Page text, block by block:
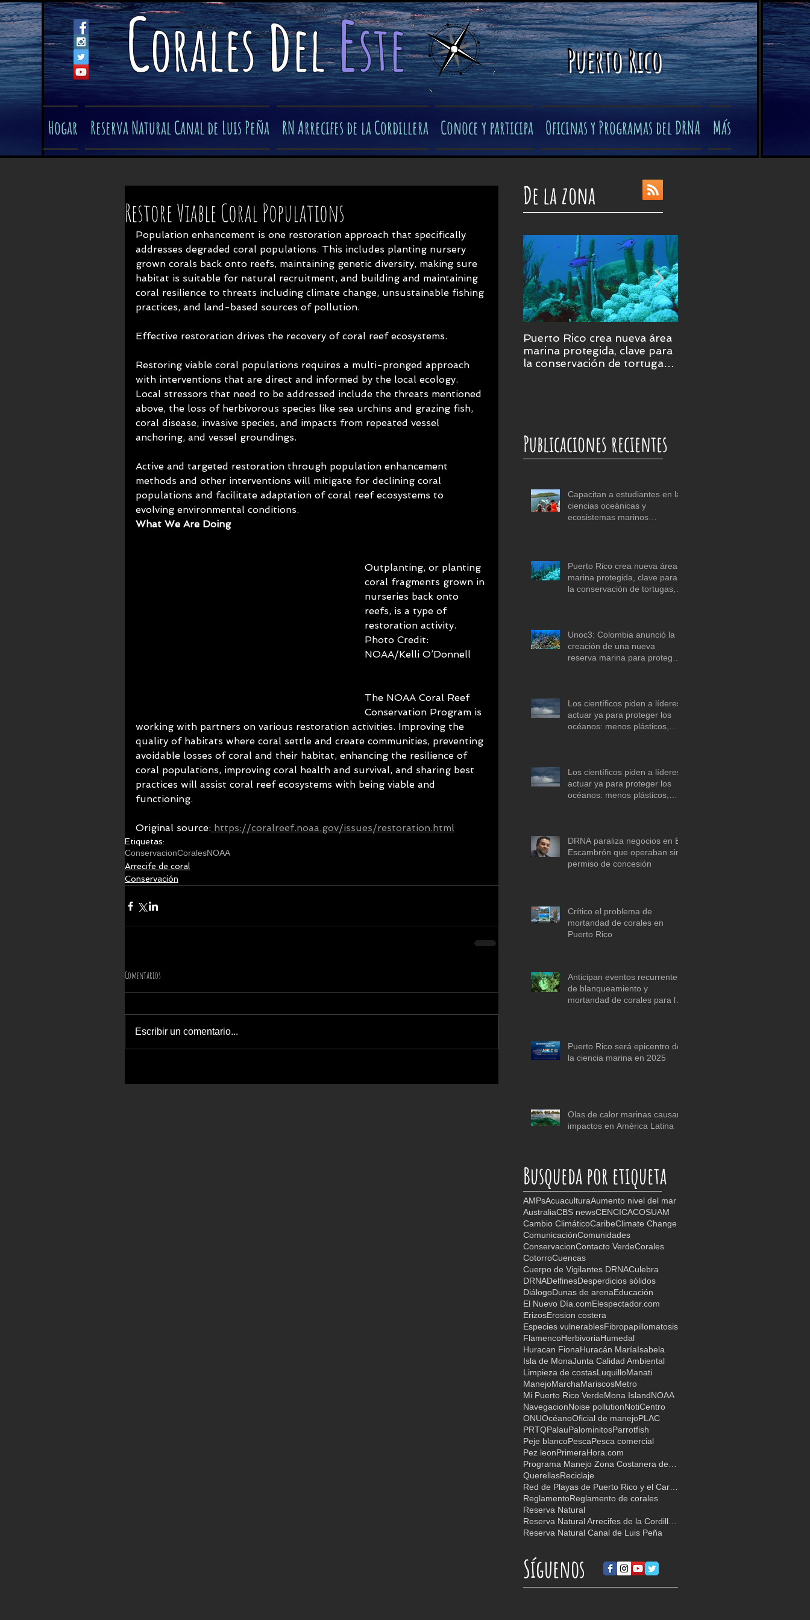
Coralesdeleste​ Puerto Rico
Hogar Reserva Natural Canal de Luis Peña RN Arrecifes de la Cordillera Conoce y participa Oficinas y Programas del DRNA Más
Restore Viable Coral Populations
Population enhancement is one restoration approach that specifically
addresses degraded coral populations. This includes planting nursery
grown corals back onto reefs, maintaining genetic diversity, making sure
habitat is suitable for natural recruitment, and building and maintaining
coral resilience to threats including climate change, unsustainable fishing
practices, and land-based sources of pollution.
Effective restoration drives the recovery of coral reef ecosystems.
Restoring viable coral populations requires a multi-pronged approach
with interventions that are direct and informed by the local ecology.
Local stressors that need to be addressed include the threats mentioned
above, the loss of herbivorous species like sea urchins and grazing fish,
coral disease, invasive species, and impacts from repeated vessel
anchoring, and vessel groundings.
Active and targeted restoration through population enhancement
methods and other interventions will mitigate for declining coral
populations and facilitate adaptation of coral reef ecosystems to
evolving environmental conditions.
What We Are Doing
Outplanting, or planting
coral fragments grown in
nurseries back onto
reefs, is a type of
restoration activity.
Photo Credit:
NOAA/Kelli O’Donnell
The NOAA Coral Reef
Conservation Program is
working with partners on various restoration activities. Improving the
quality of habitats where coral settle and create communities, preventing
avoidable losses of coral and their habitat, enhancing the resilience of
coral populations, improving coral health and survival, and sharing best
practices will assist coral reef ecosystems with being viable and
functioning.
Original source: https://coralreef.noaa.gov/issues/restoration.html
Etiquetas:
ConservacionCoralesNOAA
Arrecife de coral
Conservación
Comentarios
Escribir un comentario...
De la zona
Puerto Rico crea nueva área
marina protegida, clave para
la conservación de tortugas,
Publicaciones recientes
Capacitan a estudiantes en las
ciencias oceánicas y
ecosistemas marinos
Puerto Rico crea nueva área
marina protegida, clave para
la conservación de tortugas,
Unoc3: Colombia anunció la
creación de una nueva
reserva marina para proteger
Los científicos piden a líderes
actuar ya para proteger los
océanos: menos plásticos,
Los científicos piden a líderes
actuar ya para proteger los
océanos: menos plásticos,
DRNA paraliza negocios en El
Escambrón que operaban sin
permiso de concesión
Crítico el problema de
mortandad de corales en
Puerto Rico
Anticipan eventos recurrentes
de blanqueamiento y
mortandad de corales para la
Puerto Rico será epicentro de
la ciencia marina en 2025
Olas de calor marinas causan
impactos en América Latina
Busqueda por etiqueta
AMPsAcuaculturaAumento nivel del mar
AustraliaCBS newsCENCICACOSUAM
Cambio ClimáticoCaribeClimate Change
ComunicaciónComunidades
ConservacionContacto VerdeCorales
CotorroCuencas
Cuerpo de Vigilantes DRNACulebra
DRNADelfinesDesperdicios sólidos
DiálogoDunas de arenaEducación
El Nuevo Día.comElespectador.com
ErizosErosion costera
Especies vulnerablesFibropapillomatosis
FlamencoHerbivoriaHumedal
Huracan FionaHuracán MaríaIsabela
Isla de MonaJunta Calidad Ambiental
Limpieza de costasLuquilloManati
ManejoMarchaMariscosMetro
Mi Puerto Rico VerdeMona IslandNOAA
NavegacionNoise pollutionNotiCentro
ONUOcéanoOficial de manejoPLAC
PRTQPalauPalominitosParrotfish
Peje blancoPescaPesca comercial
Pez leonPrimeraHora.com
QuerellasReciclaje
ReglamentoReglamento de corales
Reserva Natural
Reserva Natural Canal de Luis Peña
Síguenos